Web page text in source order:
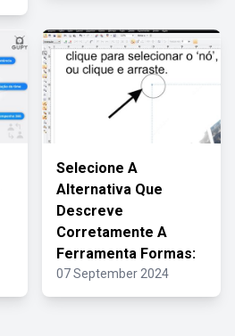
Selecione A
Alternativa Que
Descreve
Corretamente A
Ferramenta Formas:
07 September 2024